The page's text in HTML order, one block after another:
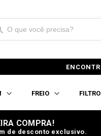
FREIO FILTRO
COMPRA!
de desconto exclusivo.